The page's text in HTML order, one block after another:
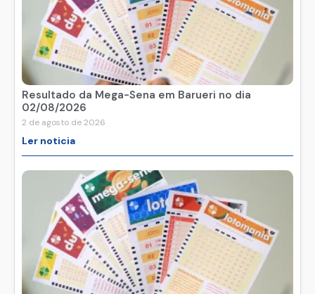
Resultado da Mega-Sena em Barueri no dia
02/08/2026
2 de agosto de 2026
Ler noticia